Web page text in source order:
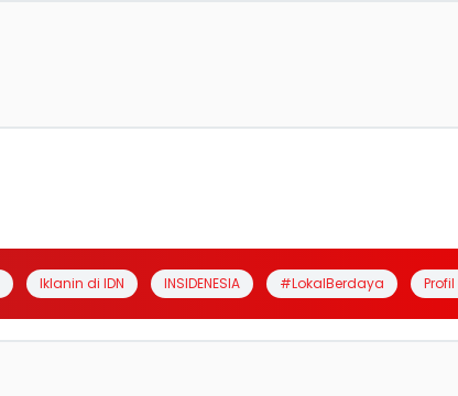
Iklanin di IDN INSIDENESIA #LokalBerdaya